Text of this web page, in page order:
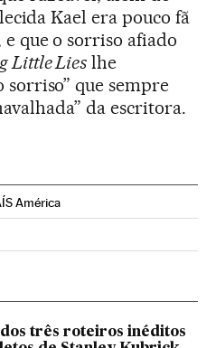
Kael era pouco fã
que o sorriso afiado
Little Lies lhe
sorriso” que sempre
da escritora.
América
Instagram
en Facebook
três roteiros inéditos